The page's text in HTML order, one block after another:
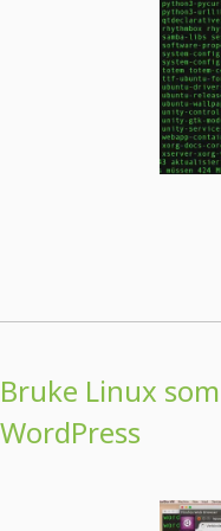
Bruke Linux
WordPress